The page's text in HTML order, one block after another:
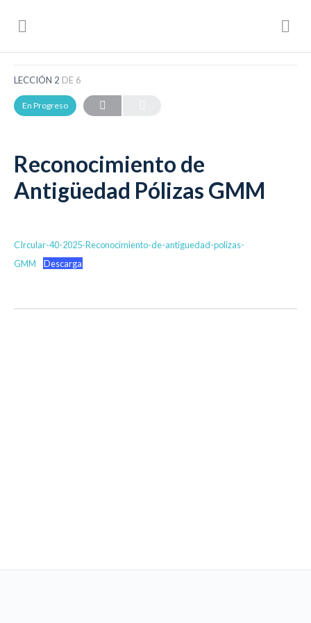
LECCIÓN 2 DE 6
En Progreso
Reconocimiento de
Antigüedad Pólizas GMM
CIrcular-40-2025-Reconocimiento-de-antiguedad-polizas-
GMM
Descarga